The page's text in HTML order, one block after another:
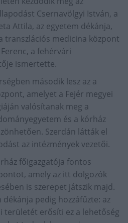
Csernavölgyi István, a
Attila, az egyetem dékánja,
transzlációs medicina központ
a fehérvári
ismertette.
második lesz az a
amelyet a Fejér megyei
valósítanak meg a
és a kórház
Szerdán látták el
az intézmények vezetői.
főigazgatója fontos
amely az itt dolgozók
is szerepet játszik majd.
pedig hozzáfűzte: az
területét erősíti ez a lehetőség